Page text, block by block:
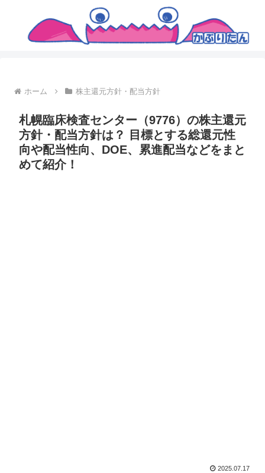
ホーム 株主還元方針・配当方針
札幌臨床検査センター（9776）の株主還元
方針・配当方針は？ 目標とする総還元性
向や配当性向、DOE、累進配当などをまと
めて紹介！
2025.07.17